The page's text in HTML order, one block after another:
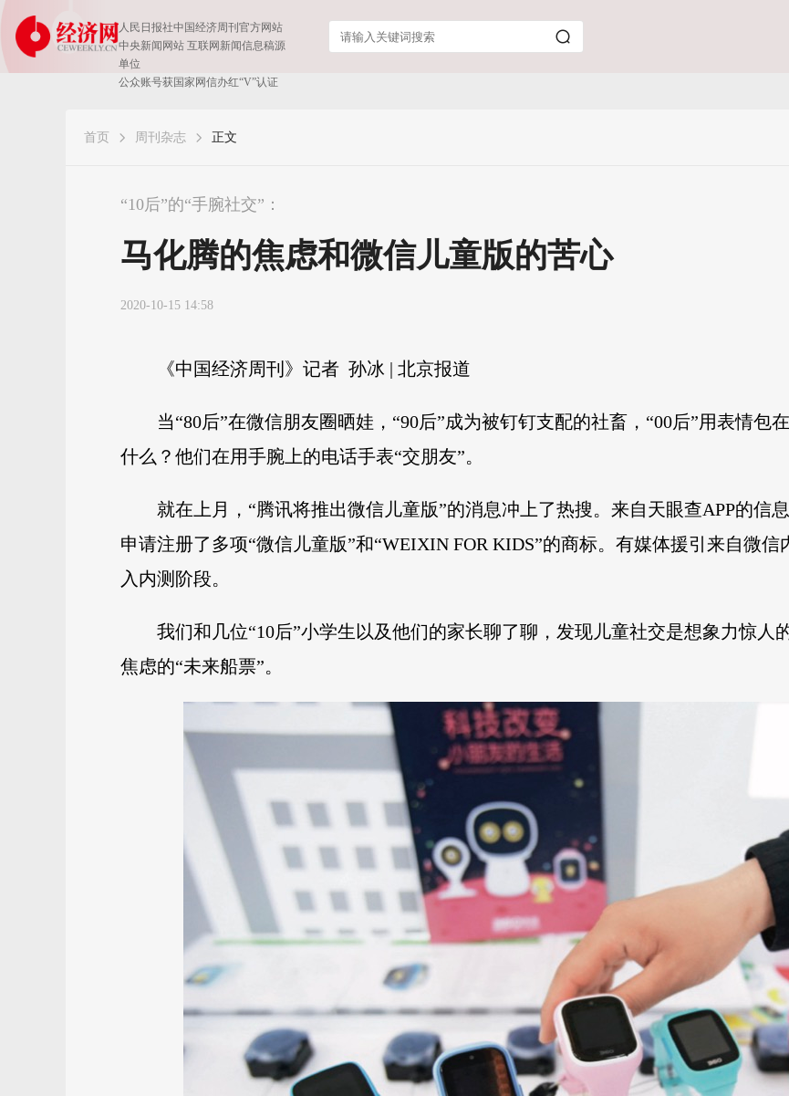
人民日报社中国经济周刊官方网站
中央新闻网站 互联网新闻信息稿源
单位
公众账号获国家网信办红“V”认证
首页 周刊杂志 正文
“10后”的“手腕社交”：
马化腾的焦虑和微信儿童版的苦心
2020-10-15 14:58
《中国经济周刊》记者 孙冰 | 北京报道
当“80后”在微信朋友圈晒娃，“90后”成为被钉钉支配的社畜，“00后”用表情
什么？他们在用手腕上的电话手表“交朋友”。
就在上月，“腾讯将推出微信儿童版”的消息冲上了热搜。来自天眼查APP的信
申请注册了多项“微信儿童版”和“WEIXIN FOR KIDS”的商标。有媒体援引来自微
入内测阶段。
我们和几位“10后”小学生以及他们的家长聊了聊，发现儿童社交是想象力惊人
焦虑的“未来船票”。